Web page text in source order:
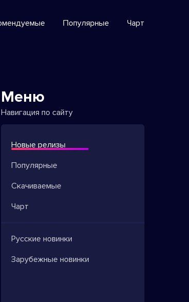
Популярные Чарт
Меню
Навигация по сайту
Новые релизы
Популярные
Скачиваемые
Чарт
Русские новинки
Зарубежные новинки